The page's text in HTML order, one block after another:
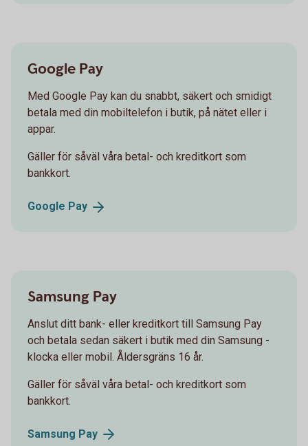
Google Pay
Med Google Pay kan du snabbt, säkert och smidigt
betala med din mobiltelefon i butik, på nätet eller i
appar.
Gäller för såväl våra betal- och kreditkort som
bankkort.
Google Pay
Samsung Pay
Anslut ditt bank- eller kreditkort till Samsung Pay
och betala sedan säkert i butik med din Samsung -
klocka eller mobil. Åldersgräns 16 år.
Gäller för såväl våra betal- och kreditkort som
bankkort.
Samsung Pay